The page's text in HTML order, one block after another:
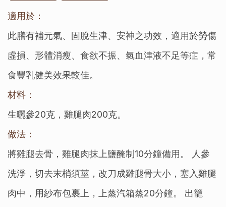
適用於：
此膳有補元氣、固脫生津、安神之功效，適用於勞傷
虛損、形體消瘦、食欲不振、氣血津液不足等症，常
食豐乳健美效果較佳。
材料：
生曬參20克，雞腿肉200克。
做法：
將雞腿去骨，雞腿肉抹上鹽醃制10分鐘備用。 人參
洗淨，切去末梢須莖，改刀成雞腿骨大小，塞入雞腿
肉中，用紗布包裹上，上蒸汽箱蒸20分鐘。 出籠